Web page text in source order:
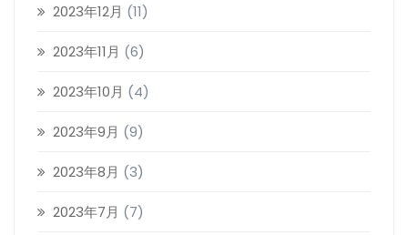
2023年12月 (11)
2023年11月 (6)
2023年10月 (4)
2023年9月 (9)
2023年8月 (3)
2023年7月 (7)